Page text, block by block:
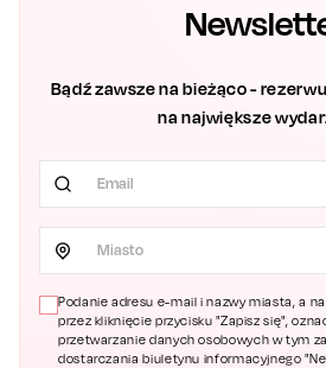
Bądź zawsze na bieżąco -
na największe
Miasto
Podanie adresu e-mail i nazwy miasta, a
przez kliknięcie przycisku "Zapisz się",
przetwarzanie danych osobowych w tym
dostarczania biuletynu informacyjnego